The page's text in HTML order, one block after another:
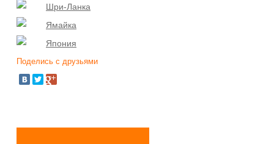
Шри-Ланка
Ямайка
Япония
Поделись с друзьями